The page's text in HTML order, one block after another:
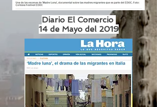
Diario El Comercio
14 de Mayo del 2019